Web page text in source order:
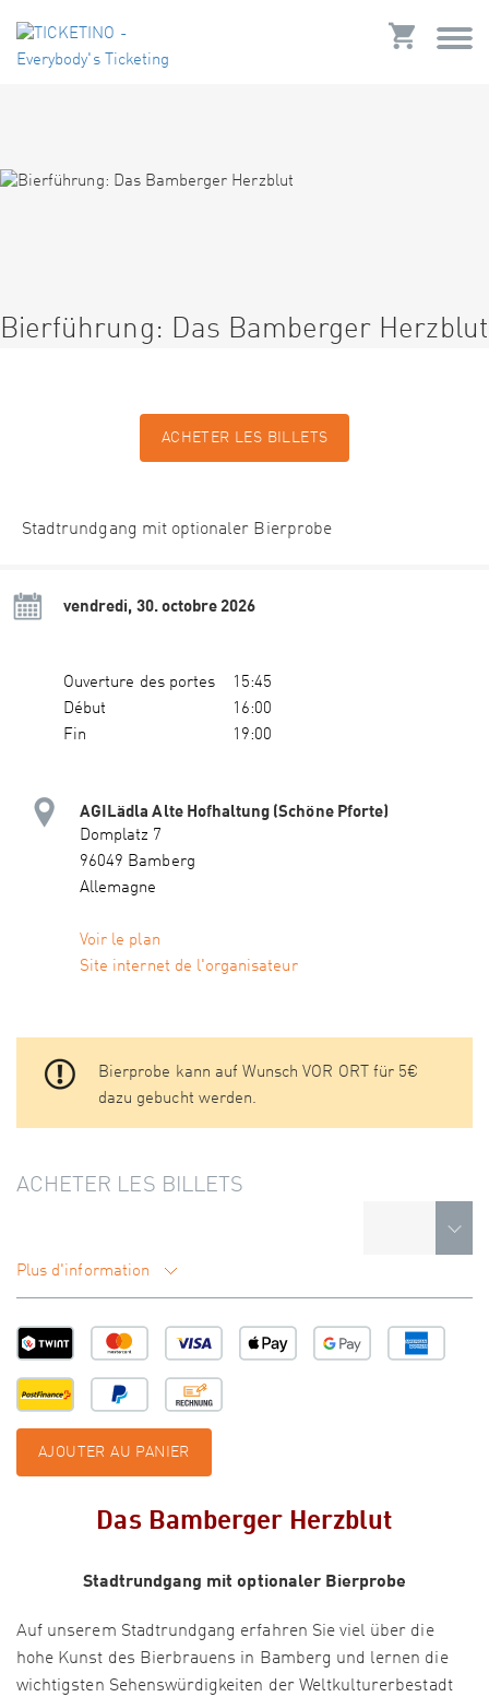
Bierführung: Das Bamberger Herzblut
ACHETER LES BILLETS
Stadtrundgang mit optionaler Bierprobe
vendredi, 30. octobre 2026
Ouverture des portes
15:45
Début
16:00
Fin
19:00
AGILädla Alte Hofhaltung (Schöne Pforte)
Domplatz 7
96049 Bamberg
Allemagne
Voir le plan
Site internet de l'organisateur
Bierprobe kann auf Wunsch VOR ORT für 5€
dazu gebucht werden.
ACHETER LES BILLETS
Plus d'information
AJOUTER AU PANIER
Das Bamberger Herzblut
Stadtrundgang mit optionaler Bierprobe
Auf unserem Stadtrundgang erfahren Sie viel über die
hohe Kunst des Bierbrauens in Bamberg und lernen die
wichtigsten Sehenswürdigkeiten der Weltkulturerbestadt